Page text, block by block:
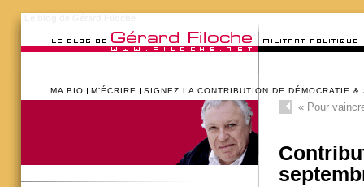
MA BIO M’ÉCRIRE SIGNEZ LA CONTRIBUTION DE DÉMOCRATIE &
«Pour